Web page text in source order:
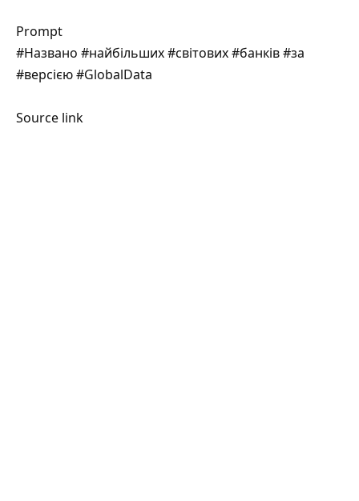
Prompt
#Названо #найбільших #світових #банків #за
#версією #GlobalData
Source link